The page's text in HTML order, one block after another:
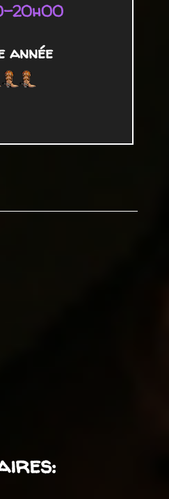
20h00
année